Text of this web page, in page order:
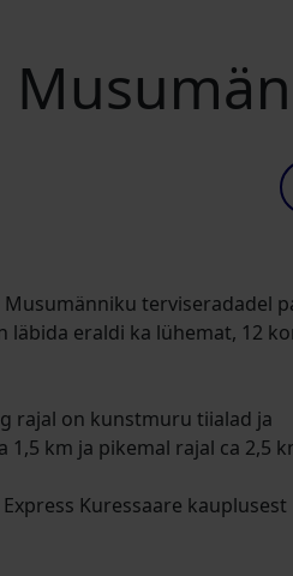
Musumänniku terviseradadel
läbida eraldi ka lühemat, 12
rajal on kunstmuru tiialad ja
km ja pikemal rajal ca 2,5
Kuressaare kauplusest